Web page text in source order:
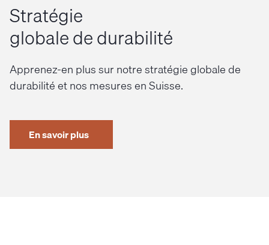
Stratégie
globale de durabilité
Apprenez-en plus sur notre stratégie globale de
durabilité et nos mesures en Suisse.
En savoir plus